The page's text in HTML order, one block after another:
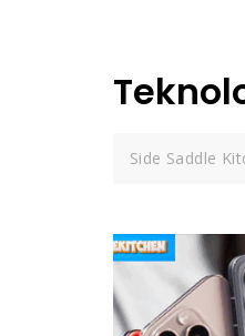
Side Saddle